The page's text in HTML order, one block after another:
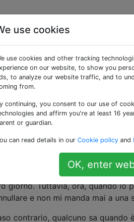
al
di accedere e quindi di
X , era possibile digitare
direttamente a una sessione
giorno. Tuttavia, ora, quando lo
e non mi manda mai a una
contrario, qualcuno sa quando
use cookies
use cookies and other tracking
on our website, to show you
to analyze our website traffic, and to
from.
continuing, you consent to our use of
and affirm you're at least 16
or guardian.
can read details in our Cookie policy and
OK, enter